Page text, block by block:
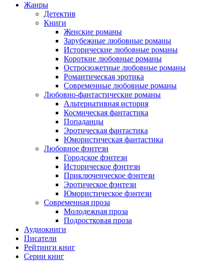
Жанры
Детектив
Книги
Женские романы
Зарубежные любовные романы
Исторические любовные романы
Короткие любовные романы
Остросюжетные любовные романы
Романтическая эротика
Современные любовные романы
Любовно-фантастические романы
Альтернативная история
Космическая фантастика
Попаданцы
Эротическая фантастика
Юмористическая фантастика
Любовное фэнтези
Городское фэнтези
Историческое фэнтези
Приключенческое фэнтези
Эротическое фэнтези
Юмористическое фэнтези
Современная проза
Молодежная проза
Подростковая проза
Аудиокниги
Писатели
Рейтинги книг
Серии книг